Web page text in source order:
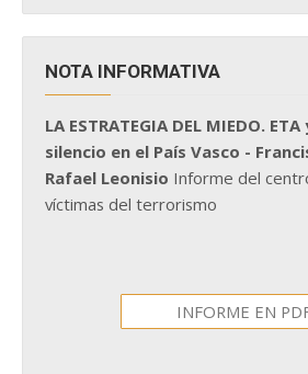
NOTA INFORMATIVA
LA ESTRATEGIA DEL MIEDO.
silencio en el País Vasco -
Rafael Leonisio Informe del
víctimas del terrorismo
INFORME EN